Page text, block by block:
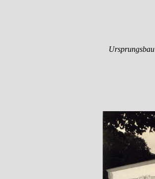
Ursprungsbau